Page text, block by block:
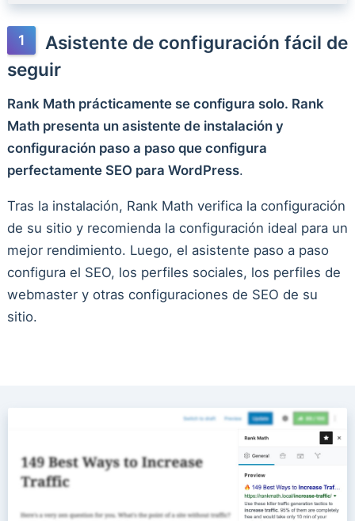
Asistente de configuración fácil de
seguir
Rank Math prácticamente se configura solo. Rank
Math presenta un asistente de instalación y
configuración paso a paso que configura
perfectamente SEO para WordPress.
Tras la instalación, Rank Math verifica la configuración
de su sitio y recomienda la configuración ideal para un
mejor rendimiento. Luego, el asistente paso a paso
configura el SEO, los perfiles sociales, los perfiles de
webmaster y otras configuraciones de SEO de su
sitio.